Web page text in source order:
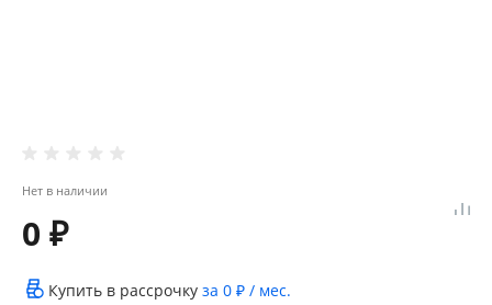
Нет в наличии
0 ₽
Купить в рассрочку за 0 ₽ / мес.